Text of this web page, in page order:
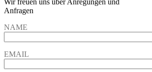
Wir freuen uns über Anregungen und
Anfragen
NAME
EMAIL